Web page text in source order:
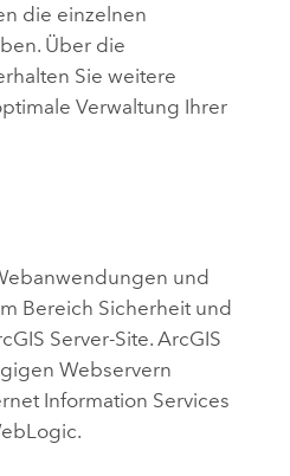
die einzelnen
Über die
Sie weitere
Verwaltung Ihrer
und
Bereich Sicherheit und
Server-Site. ArcGIS
Webservern
Information Services